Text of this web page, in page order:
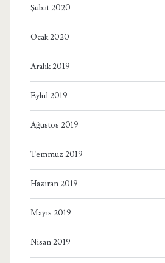
Şubat 2020
Ocak 2020
Aralık 2019
Eylül 2019
Ağustos 2019
Temmuz 2019
Haziran 2019
Mayıs 2019
Nisan 2019